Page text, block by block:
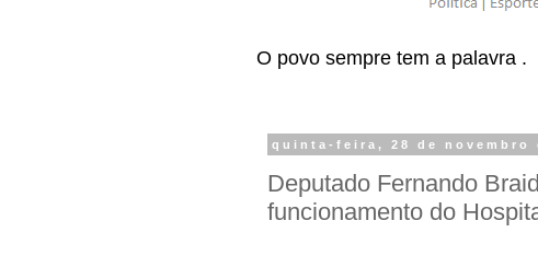
O povo sempre tem a palavra .
quinta-feira, 28 de novembro
Deputado Fernando
funcionamento do